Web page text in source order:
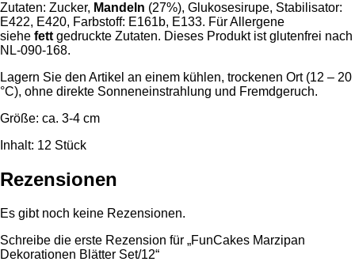
Zutaten: Zucker, Mandeln (27%), Glukosesirupe, Stabilisator:
E422, E420, Farbstoff: E161b, E133. Für Allergene
siehe fett gedruckte Zutaten. Dieses Produkt ist glutenfrei nach
NL-090-168.
Lagern Sie den Artikel an einem kühlen, trockenen Ort (12 – 20
°C), ohne direkte Sonneneinstrahlung und Fremdgeruch.
Größe: ca. 3-4 cm
Inhalt: 12 Stück
Rezensionen
Es gibt noch keine Rezensionen.
Schreibe die erste Rezension für „FunCakes Marzipan
Dekorationen Blätter Set/12“